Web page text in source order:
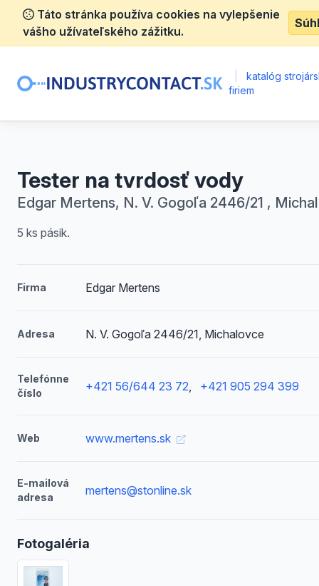
Táto stránka používa cookies na vylepšenie
vášho užívateľského zážitku.
katalóg
firiem
Tester na tvrdosť vody
Edgar Mertens, N. V. Gogoľa 2446/21 ,
5 ks pásik.
Firma Edgar Mertens
Adresa N. V. Gogoľa 2446/21, Michalovce
Telefónne
číslo
+421 56/644 23 72, +421 905 294 399
Web www.mertens.sk
E-mailová
adresa
mertens@stonline.sk
Fotogaléria